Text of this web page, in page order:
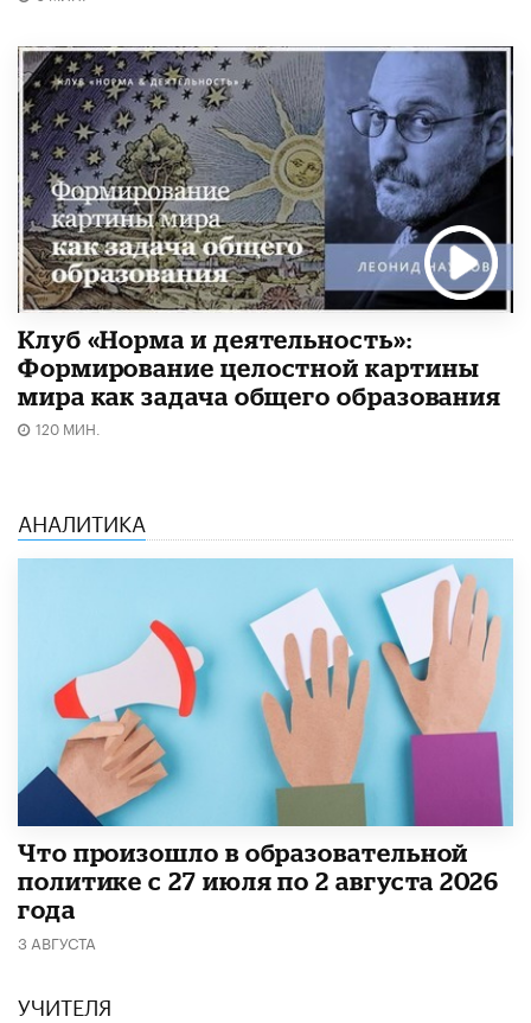
Клуб «Норма и деятельность»:
Формирование целостной картины
мира как задача общего образования
120 МИН.
АНАЛИТИКА
​Что произошло в образовательной
политике с 27 июля по 2 августа 2026
года
3 АВГУСТА
УЧИТЕЛЯ